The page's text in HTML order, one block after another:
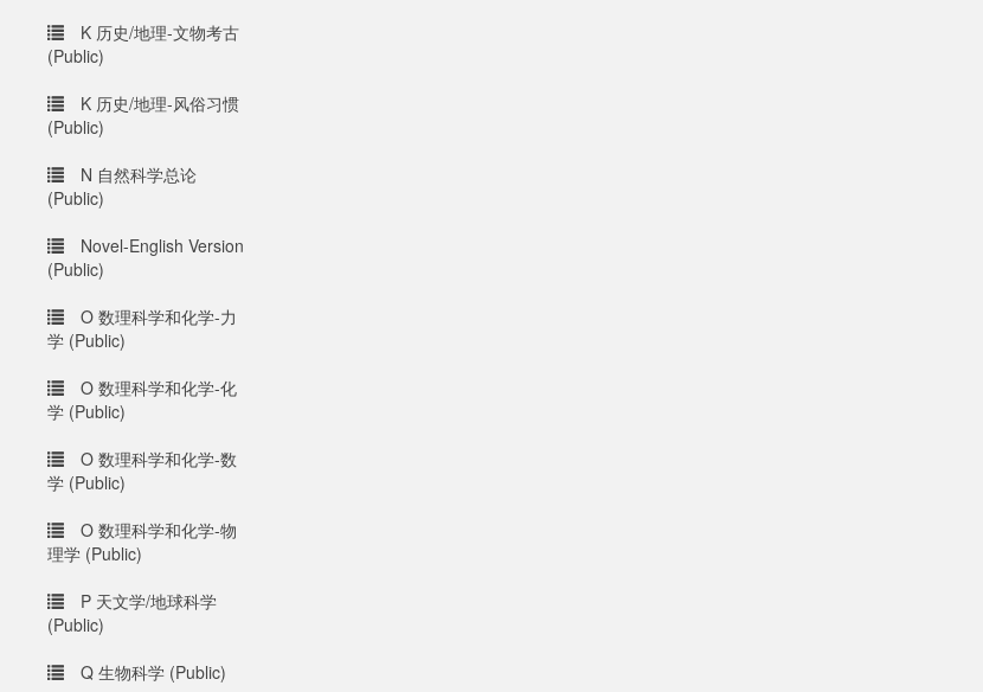
K 历史/地理-文物考古
(Public)
K 历史/地理-风俗习惯
(Public)
N 自然科学总论
(Public)
Novel-English Version
(Public)
O 数理科学和化学-力
学 (Public)
O 数理科学和化学-化
学 (Public)
O 数理科学和化学-数
学 (Public)
O 数理科学和化学-物
理学 (Public)
P 天文学/地球科学
(Public)
Q 生物科学 (Public)